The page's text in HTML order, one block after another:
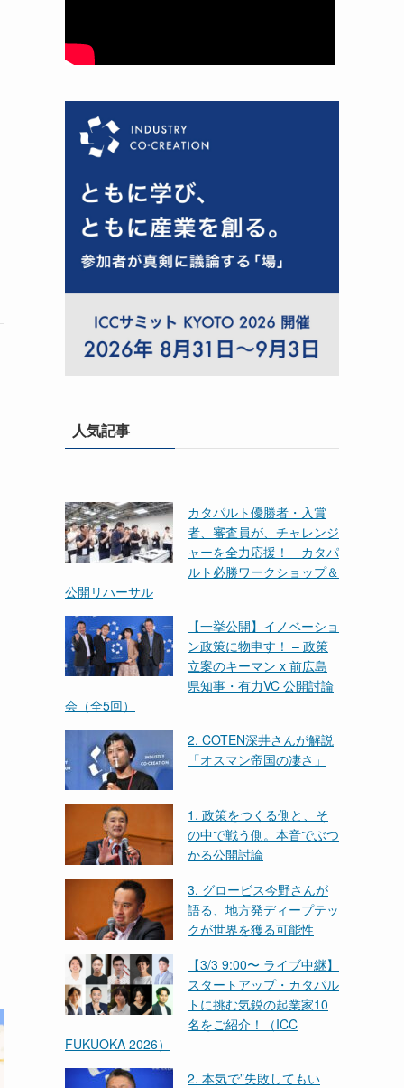
人気記事
カタパルト優勝者・入賞
者、審査員が、チャレンジ
ャーを全力応援！ カタパ
ルト必勝ワークショップ＆
公開リハーサル
【一挙公開】イノベーショ
ン政策に物申す！ – 政策
立案のキーマン x 前広島
県知事・有力VC 公開討論
会（全5回）
2. COTEN深井さんが解説
「オスマン帝国の凄さ」
1. 政策をつくる側と、そ
の中で戦う側。本音でぶつ
かる公開討論
3. グロービス今野さんが
語る、地方発ディープテッ
クが世界を獲る可能性
【3/3 9:00〜 ライブ中継】
スタートアップ・カタパル
トに挑む気鋭の起業家10
名をご紹介！（ICC
FUKUOKA 2026）
2. 本気で”失敗してもい